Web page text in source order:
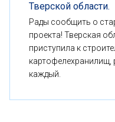
Тверской области.
Рады сообщить о
проекта! Тверская
приступила к
каждый.